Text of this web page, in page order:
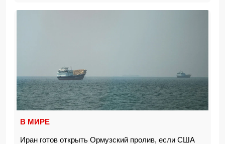
В МИРЕ
Иран готов открыть Ормузский пролив, если США